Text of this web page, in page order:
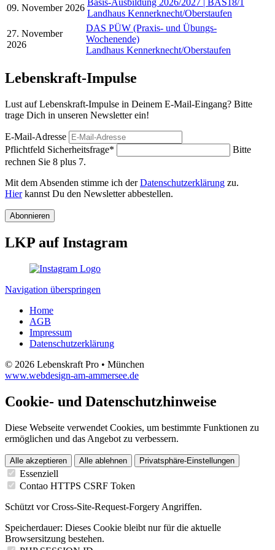
09. November 2026
Basis-Ausbildung 2026/2027 | BAS18/1
Landhaus Kennerknecht/Oberstaufen
27. November
2026
DAS PÜW (Praxis- und Übungs-
Wochenende)
Landhaus Kennerknecht/Oberstaufen
Lebenskraft-Impulse
Lust auf Lebenskraft-Impulse in Deinem E-Mail-Eingang? Bitte
trage Dich in unseren Newsletter ein!
E-Mail-Adresse
Pflichtfeld Sicherheitsfrage*
Bitte
rechnen Sie 8 plus 7.
Mit dem Absenden stimme ich derDatenschutzerklärung zu.
Hierkannst Du den Newsletter abbestellen.
Abonnieren
LKP auf Instagram
Navigation überspringen
Home
AGB
Impressum
Datenschutzerklärung
© 2026 Lebenskraft Pro • München
www.webdesign-am-ammersee.de
Cookie- und Datenschutzhinweise
Diese Webseite verwendet Cookies, um bestimmte Funktionen zu
ermöglichen und das Angebot zu verbessern.
Alle akzeptieren Alle ablehnen Privatsphäre-Einstellungen
Essenziell
Contao HTTPS CSRF Token
Schützt vor Cross-Site-Request-Forgery Angriffen.
Speicherdauer: Dieses Cookie bleibt nur für die aktuelle
Browsersitzung bestehen.